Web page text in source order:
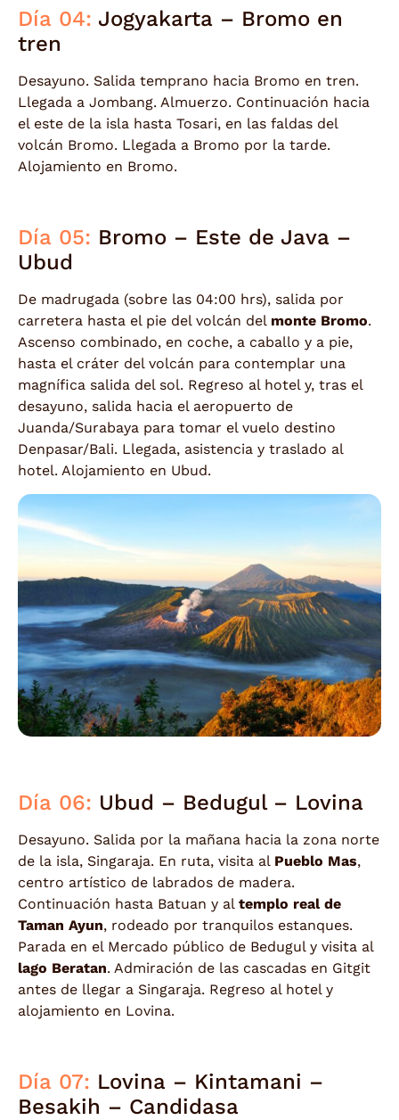
Día 04: Jogyakarta – Bromo en
tren
Desayuno. Salida temprano hacia Bromo en tren.
Llegada a Jombang. Almuerzo. Continuación hacia
el este de la isla hasta Tosari, en las faldas del
volcán Bromo. Llegada a Bromo por la tarde.
Alojamiento en Bromo.
Día 05: Bromo – Este de Java –
Ubud
De madrugada (sobre las 04:00 hrs), salida por
carretera hasta el pie del volcán del monte Bromo.
Ascenso combinado, en coche, a caballo y a pie,
hasta el cráter del volcán para contemplar una
magnífica salida del sol. Regreso al hotel y, tras el
desayuno, salida hacia el aeropuerto de
Juanda/Surabaya para tomar el vuelo destino
Denpasar/Bali. Llegada, asistencia y traslado al
hotel. Alojamiento en Ubud.
Día 06: Ubud – Bedugul – Lovina
Desayuno. Salida por la mañana hacia la zona norte
de la isla, Singaraja. En ruta, visita al Pueblo Mas,
centro artístico de labrados de madera.
Continuación hasta Batuan y al templo real de
Taman Ayun, rodeado por tranquilos estanques.
Parada en el Mercado público de Bedugul y visita al
lago Beratan. Admiración de las cascadas en Gitgit
antes de llegar a Singaraja. Regreso al hotel y
alojamiento en Lovina.
Día 07: Lovina – Kintamani –
Besakih – Candidasa